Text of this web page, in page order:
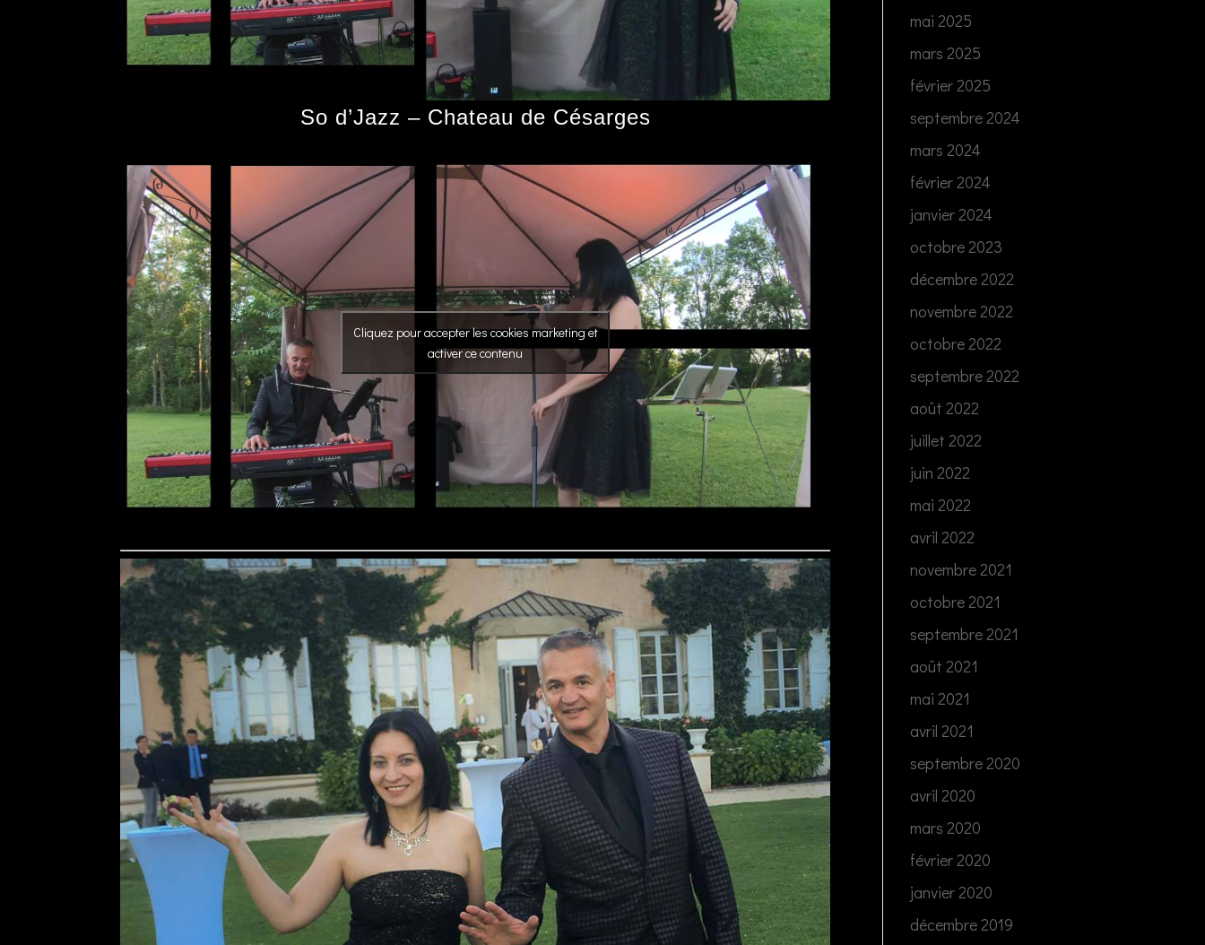
So d’Jazz – Chateau de Césarges
Cliquez pour accepter les cookies marketing et
activer ce contenu
mai 2025
mars 2025
février 2025
septembre 2024
mars 2024
février 2024
janvier 2024
octobre 2023
décembre 2022
novembre 2022
octobre 2022
septembre 2022
août 2022
juillet 2022
juin 2022
mai 2022
avril 2022
novembre 2021
octobre 2021
septembre 2021
août 2021
mai 2021
avril 2021
septembre 2020
avril 2020
mars 2020
février 2020
janvier 2020
décembre 2019